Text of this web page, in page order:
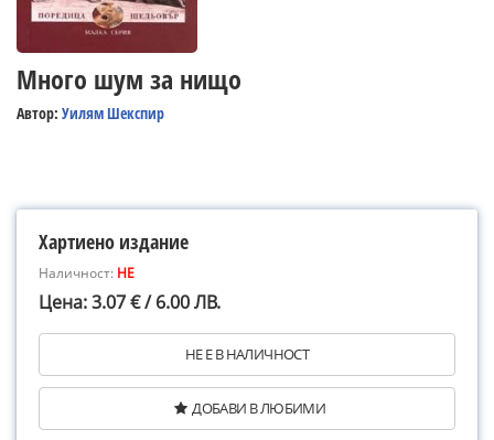
Много шум за нищо
Автор: Уилям Шекспир
Хартиено издание
Наличност: НЕ
Цена: 3.07 € / 6.00 ЛВ.
НЕ Е В НАЛИЧНОСТ
ДОБАВИ В ЛЮБИМИ